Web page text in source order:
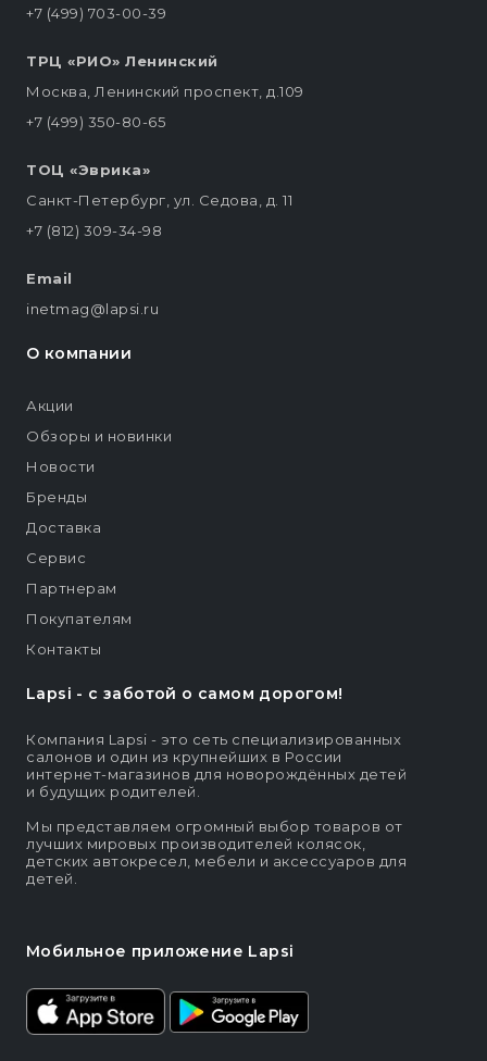
Lapsi - c заботой о самом дорогом!
Компания Lapsi - это сеть специализированных
салонов и один из крупнейших в России
интернет-магазинов для новорождённых детей
и будущих родителей.
Мы представляем огромный выбор товаров от
лучших мировых производителей колясок,
детских автокресел, мебели и аксессуаров для
детей.
Мобильное приложение Lapsi
+7 (499) 703-00-39
ТРЦ «РИО» Ленинский
Москва, Ленинский проспект, д.109
+7 (499) 350-80-65
ТОЦ «Эврика»
Санкт-Петербург, ул. Седова, д. 11
+7 (812) 309-34-98
Email
inetmag@lapsi.ru
О компании
Акции
Обзоры и новинки
Новости
Бренды
Доставка
Сервис
Партнерам
Покупателям
Контакты